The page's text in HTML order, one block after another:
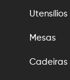
Utensílios
Mesas
Cadeiras